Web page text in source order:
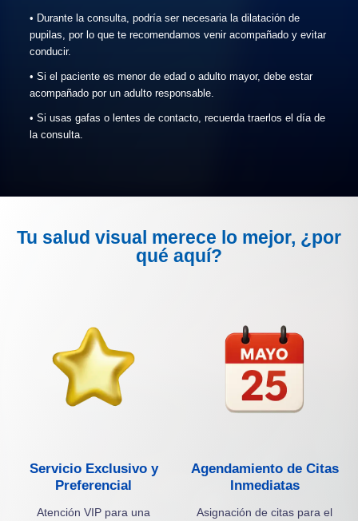
• Durante la consulta, podría ser necesaria la dilatación de
pupilas, por lo que te recomendamos venir acompañado y evitar
conducir.
• Si el paciente es menor de edad o adulto mayor, debe estar
acompañado por un adulto responsable.
• Si usas gafas o lentes de contacto, recuerda traerlos el día de
la consulta.
Tu salud visual merece lo mejor, ¿por
qué aquí?
Servicio Exclusivo y
Preferencial
Atención VIP para una
Agendamiento de Citas
Inmediatas
Asignación de citas para el